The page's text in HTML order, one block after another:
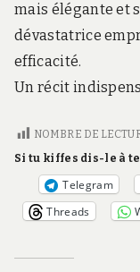
mais élégante et
dévastatrice
efficacité.
Un récit
NOMBRE DE
Si tu kiffes dis-le à
Telegram
Threads